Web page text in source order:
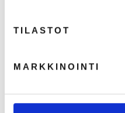
TILASTOT
MARKKINOINTI